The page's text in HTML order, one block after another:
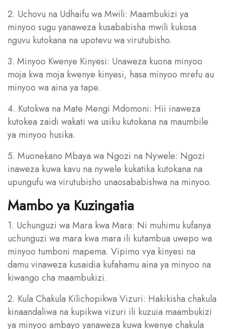
2. Uchovu na Udhaifu wa Mwili: Maambukizi ya
minyoo sugu yanaweza kusababisha mwili kukosa
nguvu kutokana na upotevu wa virutubisho.
3. Minyoo Kwenye Kinyesi: Unaweza kuona minyoo
moja kwa moja kwenye kinyesi, hasa minyoo mrefu au
minyoo wa aina ya tape.
4. Kutokwa na Mate Mengi Mdomoni: Hii inaweza
kutokea zaidi wakati wa usiku kutokana na maumbile
ya minyoo husika.
5. Muonekano Mbaya wa Ngozi na Nywele: Ngozi
inaweza kuwa kavu na nywele kukatika kutokana na
upungufu wa virutubisho unaosababishwa na minyoo.
Mambo ya Kuzingatia
1. Uchunguzi wa Mara kwa Mara: Ni muhimu kufanya
uchunguzi wa mara kwa mara ili kutambua uwepo wa
minyoo tumboni mapema. Vipimo vya kinyesi na
damu vinaweza kusaidia kufahamu aina ya minyoo na
kiwango cha maambukizi.
2. Kula Chakula Kilichopikwa Vizuri: Hakikisha chakula
kinaandaliwa na kupikwa vizuri ili kuzuia maambukizi
ya minyoo ambayo yanaweza kuwa kwenye chakula